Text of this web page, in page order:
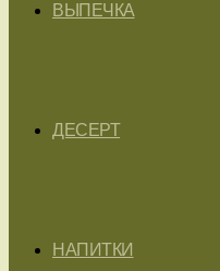
ВЫПЕЧКА
ДЕСЕРТ
НАПИТКИ